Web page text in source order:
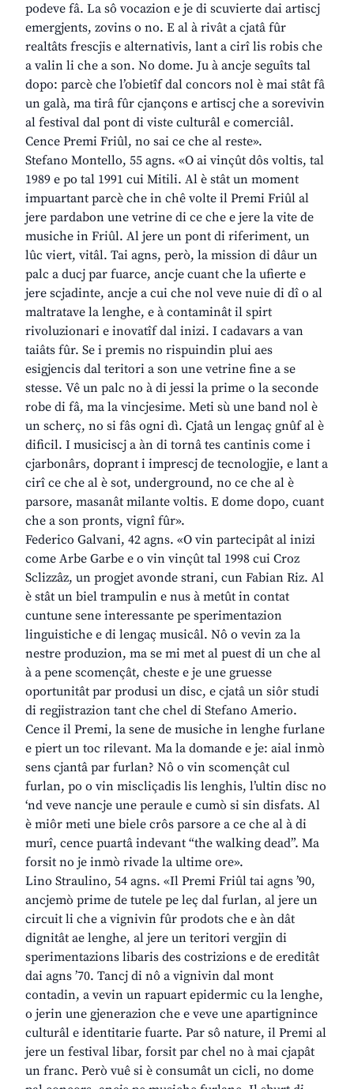
podeve fâ. La sô vocazion e je di scuvierte dai artiscj
emergjents, zovins o no. E al à rivât a cjatâ fûr
realtâts frescjis e alternativis, lant a cirî lis robis che
a valin li che a son. No dome. Ju à ancje seguîts tal
dopo: parcè che l’obietîf dal concors nol è mai stât fâ
un galà, ma tirâ fûr cjançons e artiscj che a sorevivin
al festival dal pont di viste culturâl e comerciâl.
Cence Premi Friûl, no sai ce che al reste».
Stefano Montello, 55 agns. «O ai vinçût dôs voltis, tal
1989 e po tal 1991 cui Mitili. Al è stât un moment
impuartant parcè che in chê volte il Premi Friûl al
jere pardabon une vetrine di ce che e jere la vite de
musiche in Friûl. Al jere un pont di riferiment, un
lûc viert, vitâl. Tai agns, però, la mission di dâur un
palc a ducj par fuarce, ancje cuant che la ufierte e
jere scjadinte, ancje a cui che nol veve nuie di dî o al
maltratave la lenghe, e à contaminât il spirt
rivoluzionari e inovatîf dal inizi. I cadavars a van
taiâts fûr. Se i premis no rispuindin plui aes
esigjencis dal teritori a son une vetrine fine a se
stesse. Vê un palc no à di jessi la prime o la seconde
robe di fâ, ma la vincjesime. Meti sù une band nol è
un scherç, no si fâs ogni dì. Cjatâ un lengaç gnûf al è
dificil. I musiciscj a àn di tornâ tes cantinis come i
cjarbonârs, doprant i imprescj de tecnologjie, e lant a
cirî ce che al è sot, underground, no ce che al è
parsore, masanât milante voltis. E dome dopo, cuant
che a son pronts, vignî fûr».
Federico Galvani, 42 agns. «O vin partecipât al inizi
come Arbe Garbe e o vin vinçût tal 1998 cui Croz
Sclizzâz, un progjet avonde strani, cun Fabian Riz. Al
è stât un biel trampulin e nus à metût in contat
cuntune sene interessante pe sperimentazion
linguistiche e di lengaç musicâl. Nô o vevin za la
nestre produzion, ma se mi met al puest di un che al
à a pene scomençât, cheste e je une gruesse
oportunitât par produsi un disc, e cjatâ un siôr studi
di regjistrazion tant che chel di Stefano Amerio.
Cence il Premi, la sene de musiche in lenghe furlane
e piert un toc rilevant. Ma la domande e je: aial inmò
sens cjantâ par furlan? Nô o vin scomençât cul
furlan, po o vin miscliçadis lis lenghis, l’ultin disc no
‘nd veve nancje une peraule e cumò si sin disfats. Al
è miôr meti une biele crôs parsore a ce che al à di
murî, cence puartâ indevant “the walking dead”. Ma
forsit no je inmò rivade la ultime ore».
Lino Straulino, 54 agns. «Il Premi Friûl tai agns ’90,
ancjemò prime de tutele pe leç dal furlan, al jere un
circuit li che a vignivin fûr prodots che e àn dât
dignitât ae lenghe, al jere un teritori vergjin di
sperimentazions libaris des costrizions e de ereditât
dai agns ’70. Tancj di nô a vignivin dal mont
contadin, a vevin un rapuart epidermic cu la lenghe,
o jerin une gjenerazion che e veve une apartignince
culturâl e identitarie fuarte. Par sô nature, il Premi al
jere un festival libar, forsit par chel no à mai cjapât
un franc. Però vuê si è consumât un cicli, no dome